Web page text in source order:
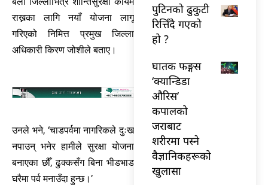
राख्नका लागि नयाँ योजना लागू
गरिएको निमित्त प्रमुख जिल्ला
अधिकारी किरण जोशीले बताए।
उनले भने, ‘चाडपर्वमा नागरिकले दुःख
नपाउन् भनेर हामीले सुरक्षा योजना
बनाएका छौँ, ढुक्कसँग बिना भीडभाड
घरैमा पर्व मनाउँदा हुन्छ।’
पुटिनको ढुकुटी
रित्तिँदै गएको
हो ?
घातक फङ्गस
‘क्यान्डिडा
औरिस’
कपालको
जराबाट
शरीरमा पस्ने
वैज्ञानिकहरूको
खुलासा